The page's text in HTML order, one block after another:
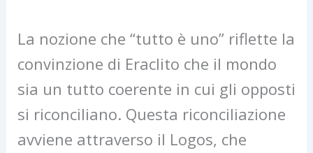
La nozione che “tutto è uno” riflette la
convinzione di Eraclito che il mondo
sia un tutto coerente in cui gli opposti
si riconciliano. Questa riconciliazione
avviene attraverso il Logos, che